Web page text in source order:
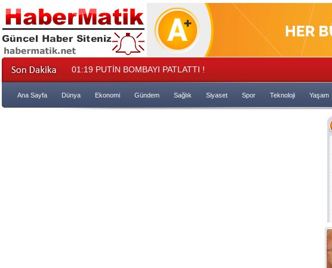
01:19 PUTİN BOMBAYI PATLATTI !
Ana Sayfa Dünya Ekonomi Gündem Sağlık Siyaset Spor Teknoloji Yaşam